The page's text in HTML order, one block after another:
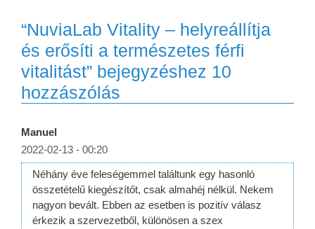
“NuviaLab Vitality – helyreállítja
és erősíti a természetes férfi
vitalitást” bejegyzéshez 10
hozzászólás
Manuel
2022-02-13 - 00:20
Néhány éve feleségemmel találtunk egy hasonló
összetételű kiegészítőt, csak almahéj nélkül. Nekem
nagyon bevált. Ebben az esetben is pozitív válasz
érkezik a szervezetből, különösen a szex